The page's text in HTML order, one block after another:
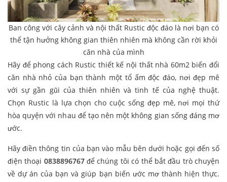
Ban công với cây cảnh và nội thất Rustic độc đáo là nơi bạn có
thể tận hưởng không gian thiên nhiên mà không cần rời khỏi
căn nhà của mình
Hãy để phong cách Rustic thiết kế nội thất nhà 60m2 biến đổi
căn nhà nhỏ của bạn thành một tổ ấm độc đáo, nơi đẹp mê
với sự gần gũi của thiên nhiên và tinh tế của nghệ thuật.
Chọn Rustic là lựa chọn cho cuộc sống đẹp mê, nơi mọi thứ
hòa quyện với nhau để tạo nên một không gian sống đáng mơ
ước.
Hãy điền thông tin của bạn vào mẫu bên dưới hoặc gọi đến số
điện thoại 0838896767để chúng tôi có thể bắt đầu trò chuyện
về dự án của bạn và giúp bạn biến ước mơ thành hiện thực.